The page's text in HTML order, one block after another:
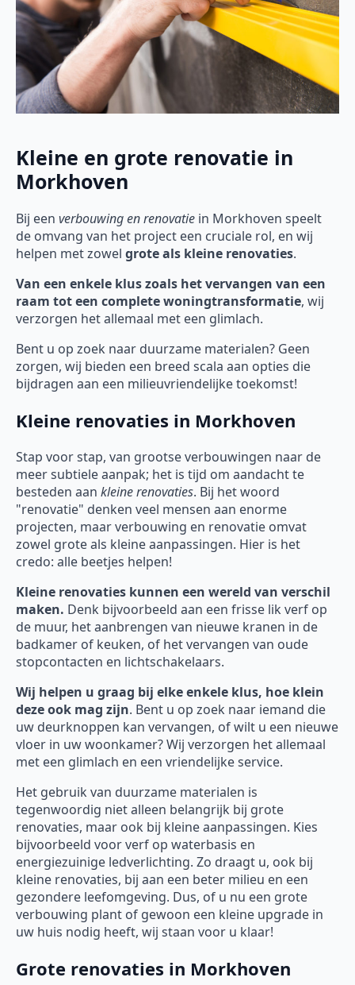
Kleine en grote renovatie in
Morkhoven
Bij een verbouwing en renovatie in Morkhoven speelt
de omvang van het project een cruciale rol, en wij
helpen met zowel grote als kleine renovaties.
Van een enkele klus zoals het vervangen van een
raam tot een complete woningtransformatie, wij
verzorgen het allemaal met een glimlach.
Bent u op zoek naar duurzame materialen? Geen
zorgen, wij bieden een breed scala aan opties die
bijdragen aan een milieuvriendelijke toekomst!
Kleine renovaties in Morkhoven
Stap voor stap, van grootse verbouwingen naar de
meer subtiele aanpak; het is tijd om aandacht te
besteden aan kleine renovaties. Bij het woord
"renovatie" denken veel mensen aan enorme
projecten, maar verbouwing en renovatie omvat
zowel grote als kleine aanpassingen. Hier is het
credo: alle beetjes helpen!
Kleine renovaties kunnen een wereld van verschil
maken. Denk bijvoorbeeld aan een frisse lik verf op
de muur, het aanbrengen van nieuwe kranen in de
badkamer of keuken, of het vervangen van oude
stopcontacten en lichtschakelaars.
Wij helpen u graag bij elke enkele klus, hoe klein
deze ook mag zijn. Bent u op zoek naar iemand die
uw deurknoppen kan vervangen, of wilt u een nieuwe
vloer in uw woonkamer? Wij verzorgen het allemaal
met een glimlach en een vriendelijke service.
Het gebruik van duurzame materialen is
tegenwoordig niet alleen belangrijk bij grote
renovaties, maar ook bij kleine aanpassingen. Kies
bijvoorbeeld voor verf op waterbasis en
energiezuinige ledverlichting. Zo draagt u, ook bij
kleine renovaties, bij aan een beter milieu en een
gezondere leefomgeving. Dus, of u nu een grote
verbouwing plant of gewoon een kleine upgrade in
uw huis nodig heeft, wij staan voor u klaar!
Grote renovaties in Morkhoven